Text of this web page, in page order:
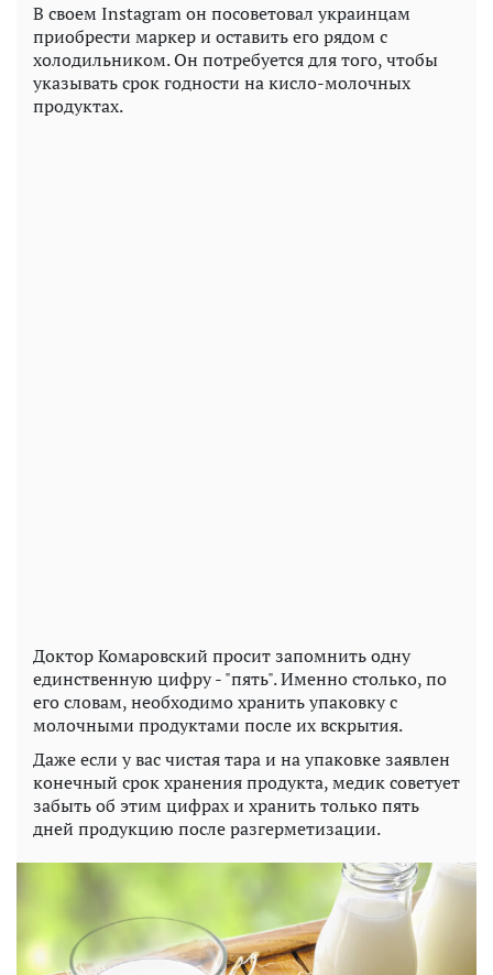
В своем Instagram он посоветовал украинцам
приобрести маркер и оставить его рядом с
холодильником. Он потребуется для того, чтобы
указывать срок годности на кисло-молочных
продуктах.
Доктор Комаровский просит запомнить одну
единственную цифру - "пять". Именно столько, по
его словам, необходимо хранить упаковку с
молочными продуктами после их вскрытия.
Даже если у вас чистая тара и на упаковке заявлен
конечный срок хранения продукта, медик советует
забыть об этим цифрах и хранить только пять
дней продукцию после разгерметизации.